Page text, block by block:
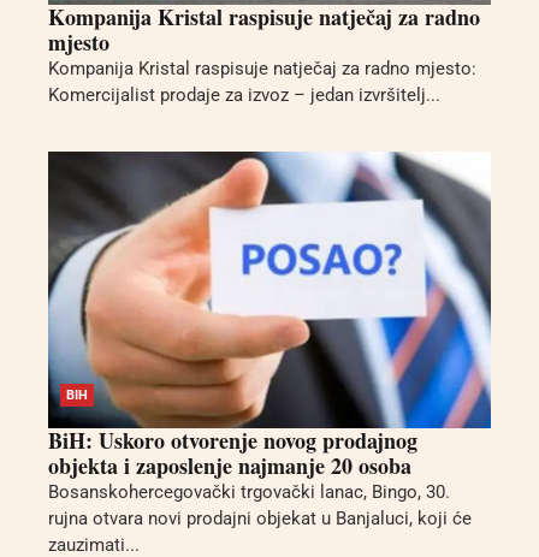
Kompanija Kristal raspisuje natječaj za radno
mjesto
Kompanija Kristal raspisuje natječaj za radno mjesto:
Komercijalist prodaje za izvoz – jedan izvršitelj...
BIH
BiH: Uskoro otvorenje novog prodajnog
objekta i zaposlenje najmanje 20 osoba
Bosanskohercegovački trgovački lanac, Bingo, 30.
rujna otvara novi prodajni objekat u Banjaluci, koji će
zauzimati...